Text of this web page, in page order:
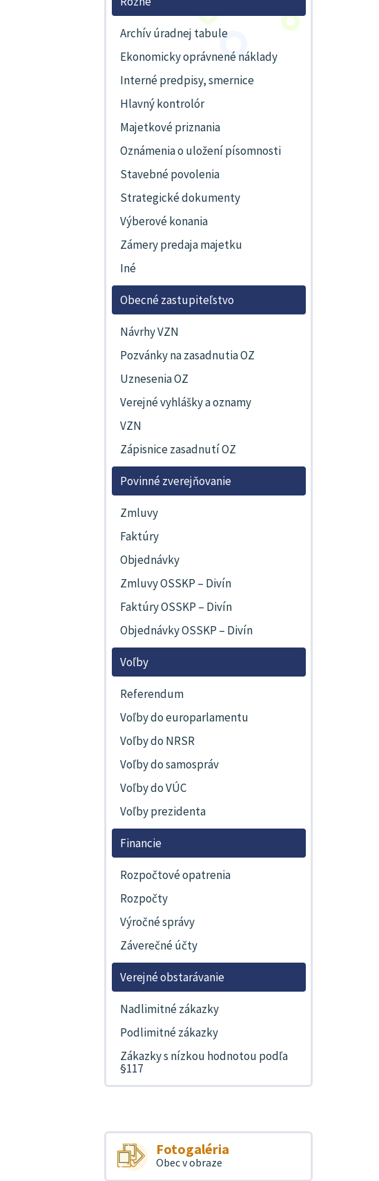
Archív úradnej tabule
Ekonomicky oprávnené náklady
Interné predpisy, smernice
Hlavný kontrolór
Majetkové priznania
Oznámenia o uložení písomnosti
Stavebné povolenia
Strategické dokumenty
Výberové konania
Zámery predaja majetku
Iné
Obecné zastupiteľstvo
Návrhy VZN
Pozvánky na zasadnutia OZ
Uznesenia OZ
Verejné vyhlášky a oznamy
VZN
Zápisnice zasadnutí OZ
Povinné zverejňovanie
Zmluvy
Faktúry
Objednávky
Zmluvy OSSKP – Divín
Faktúry OSSKP – Divín
Objednávky OSSKP – Divín
Voľby
Referendum
Voľby do europarlamentu
Voľby do NRSR
Voľby do samospráv
Voľby do VÚC
Voľby prezidenta
Financie
Rozpočtové opatrenia
Rozpočty
Výročné správy
Záverečné účty
Verejné obstarávanie
Nadlimitné zákazky
Podlimitné zákazky
Zákazky s nízkou hodnotou podľa
§117
Fotogaléria
Obec v obraze